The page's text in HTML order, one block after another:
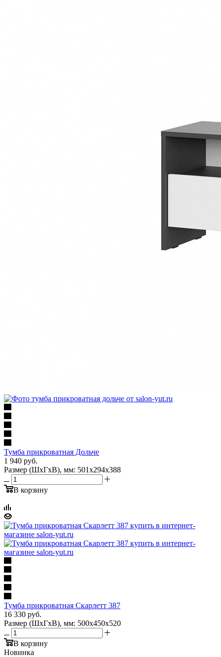
Тумба прикроватная Дольче
1 940 руб.
Размер (ШхГхВ), мм: 501х294х388
В корзину
Тумба прикроватная Скарлетт 387
16 330 руб.
Размер (ШхГхВ), мм: 500х450х520
В корзину
Новинка